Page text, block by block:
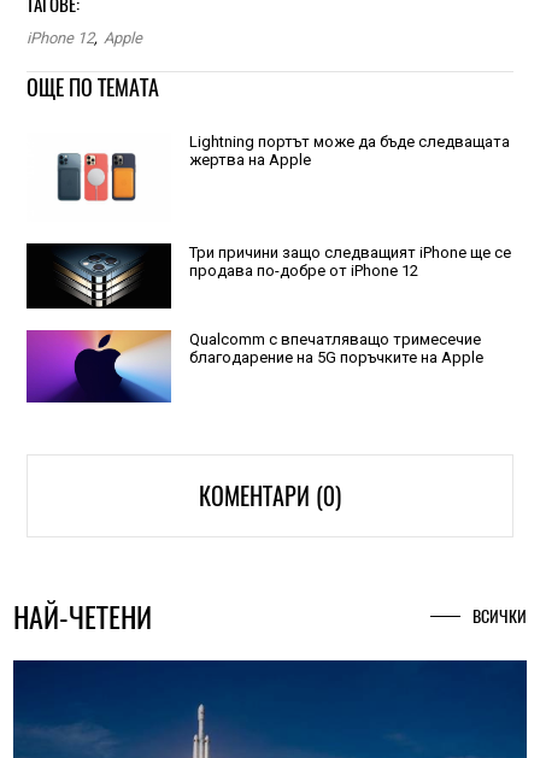
ТАГОВЕ:
iPhone 12, Apple
ОЩЕ ПО ТЕМАТА
Lightning портът може да бъде следващата
жертва на Apple
Три причини защо следващият iPhone ще се
продава по-добре от iPhone 12
Qualcomm с впечатляващо тримесечие
благодарение на 5G поръчките на Apple
КОМЕНТАРИ (0)
НАЙ-ЧЕТЕНИ ВСИЧКИ